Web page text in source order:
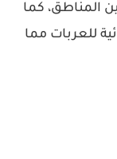
المناطق، كما
للعربات مما